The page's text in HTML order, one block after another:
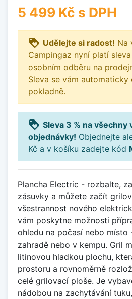
5 499 Kč s DPH
loyalty Udělejte si radost! Na
Campingaz nyní platí
osobním odběru na
Sleva se vám automaticky
pokladně.
loyalty Sleva 3 % na všechny
objednávky! Objednejte
Kč a v košíku zadejte kód
Plancha Electric - rozbalte,
zásuvky a můžete začít
všestrannost nového
vám poskytne možnosti
ohledu na počasí nebo místo
zahradě nebo v kempu. Gril
litinovou hladkou plochu,
prostoru a rovnoměrně
celé grilovací ploše. Je
nádobou na zachytávání